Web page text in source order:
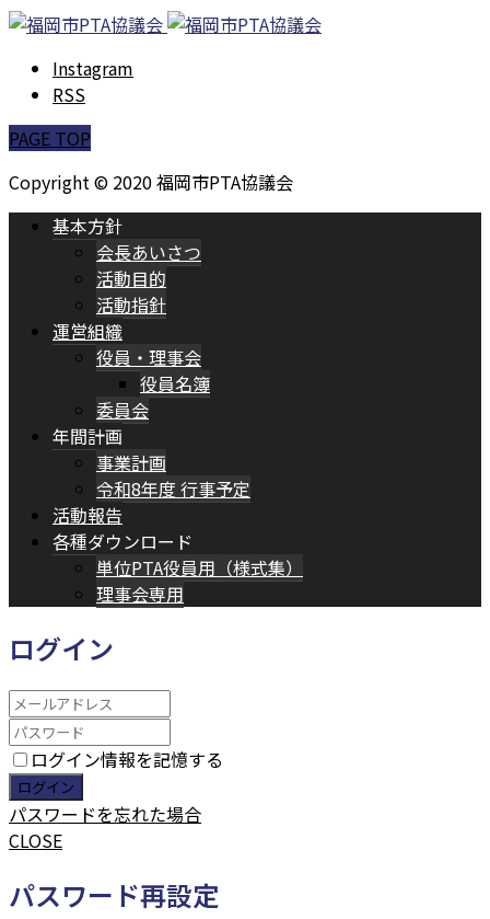
Instagram
RSS
PAGE TOP
Copyright © 2020 福岡市PTA協議会
基本方針
会長あいさつ
活動目的
活動指針
運営組織
役員・理事会
役員名簿
委員会
年間計画
事業計画
令和8年度 行事予定
活動報告
各種ダウンロード
単位PTA役員用（様式集）
理事会専用
ログイン
ログイン情報を記憶する
パスワードを忘れた場合
CLOSE
パスワード再設定